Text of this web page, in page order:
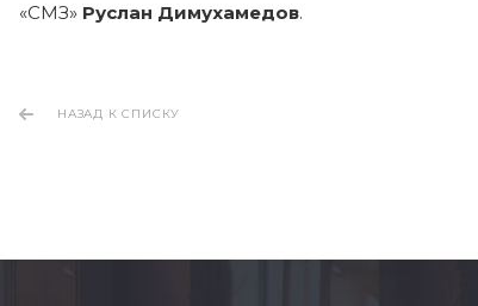
«СМЗ» Руслан Димухамедов.
НАЗАД К СПИСКУ